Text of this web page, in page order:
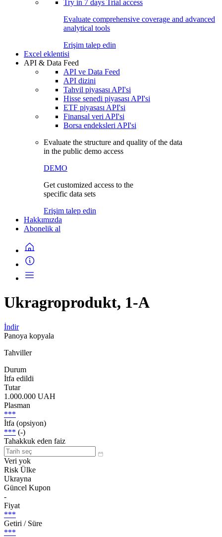
Try in 7 days Trial access
Evaluate comprehensive coverage and advanced
analytical tools
Erişim talep edin
Excel eklentisi
API & Data Feed
API ve Data Feed
API dizini
Tahvil piyasası API'si
Hisse senedi piyasası API'si
ETF piyasası API'si
Finansal veri API'si
Borsa endeksleri API'si
Evaluate the structure and quality of the data
in the public demo access
DEMO
Get customized access to the
specific data sets
Erişim talep edin
Hakkımızda
Abonelik al
Ukragroprodukt, 1-A
İndir
Panoya kopyala
Tahviller
Durum
İtfa edildi
Tutar
1.000.000 UAH
Plasman
***
İtfa (opsiyon)
*** (-)
Tahakkuk eden faiz
Veri yok
Risk Ülke
Ukrayna
Güncel Kupon
-
Fiyat
***
Getiri / Süre
***